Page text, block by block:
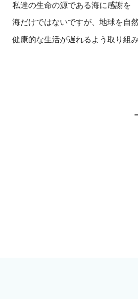
私達の生命の源である海に感謝を
海だけではないですが、地球を自
健康的な生活が遅れるよう取り組